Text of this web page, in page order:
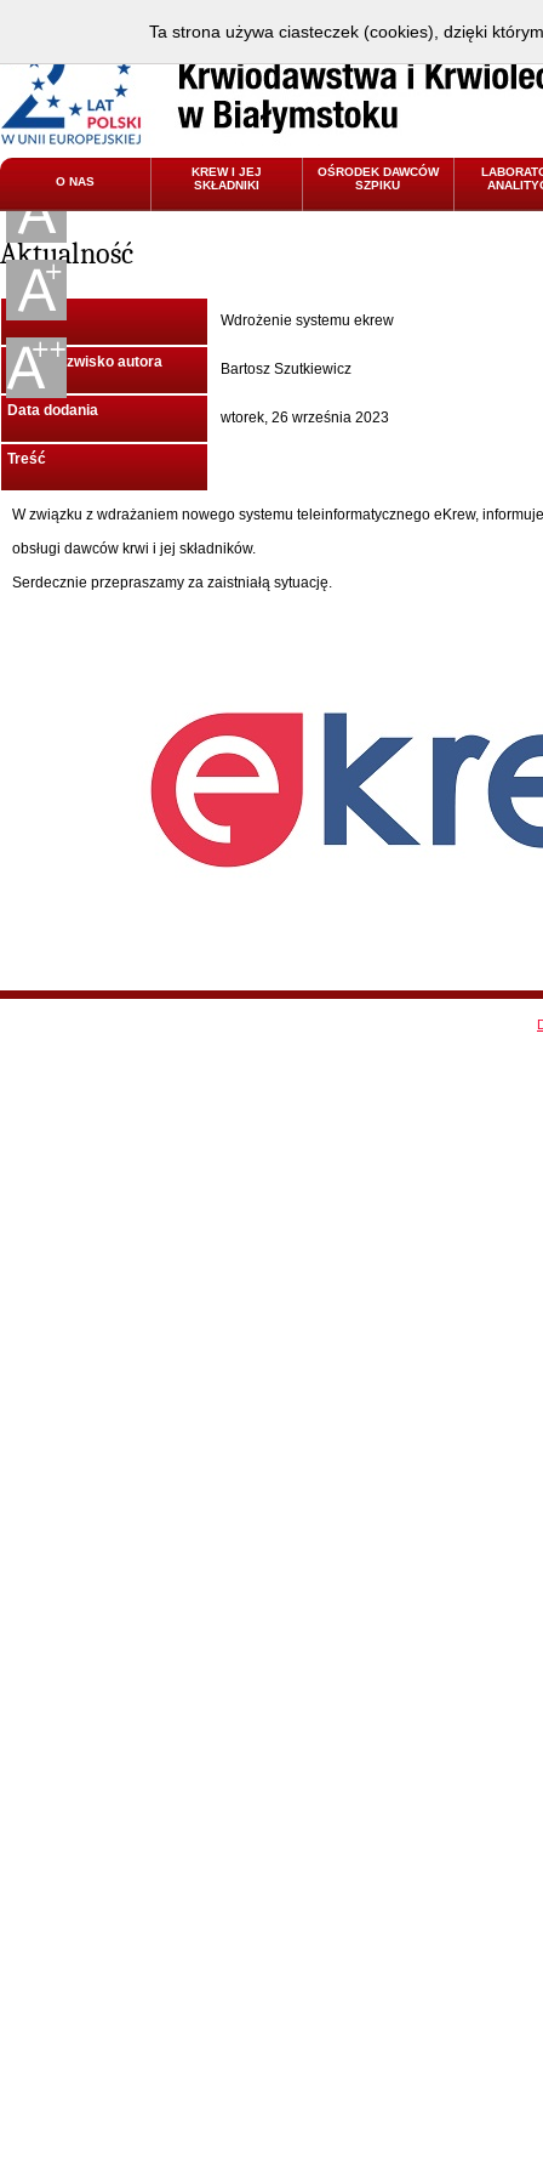
O NAS
KREW I JEJ
SKŁADNIKI
OŚRODEK DAWCÓW
SZPIKU
Aktualność
Tytuł Wdrożenie systemu ekrew
Imię i Nazwisko autora Bartosz Szutkiewicz
Data dodania wtorek, 26 września 2023
Treść
W związku z wdrażaniem nowego systemu teleinformatycznego eKrew,
obsługi dawców krwi i jej składników.
Serdecznie przepraszamy za zaistniałą sytuację.
Ta strona używa ciasteczek (cookies), dzięki